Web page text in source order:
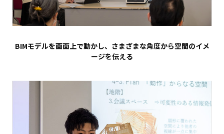
BIMモデルを画面上で動かし、さまざまな角度から空間のイメ
ージを伝える